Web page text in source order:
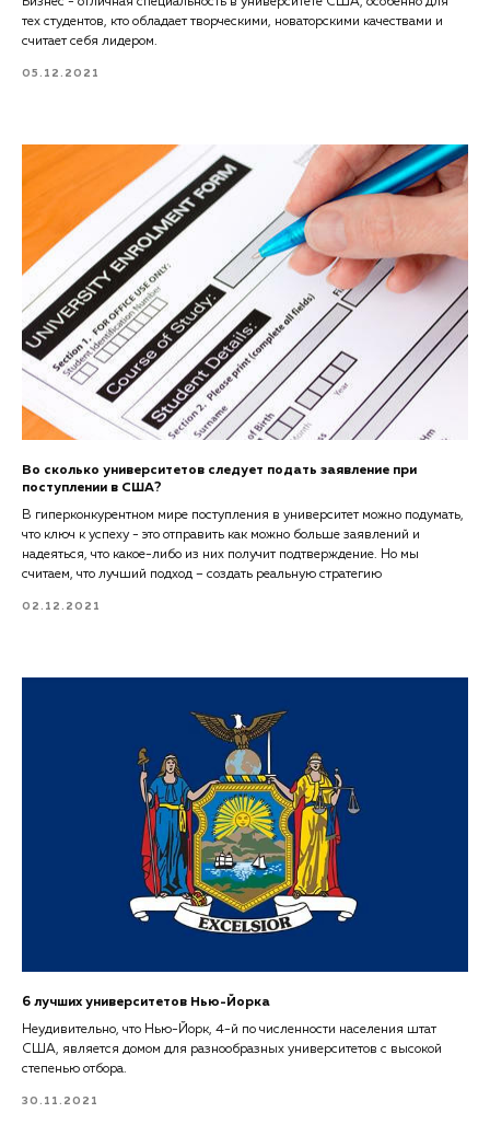
Бизнес - отличная специальность в университете США, особенно для
тех студентов, кто обладает творческими, новаторскими качествами и
считает себя лидером.
05.12.2021
Во сколько университетов следует подать заявление при
поступлении в США?
В гиперконкурентном мире поступления в университет можно подумать,
что ключ к успеху - это отправить как можно больше заявлений и
надеяться, что какое-либо из них получит подтверждение. Но мы
считаем, что лучший подход – создать реальную стратегию
02.12.2021
6 лучших университетов Нью-Йорка
Неудивительно, что Нью-Йорк, 4-й по численности населения штат
США, является домом для разнообразных университетов с высокой
степенью отбора.
30.11.2021